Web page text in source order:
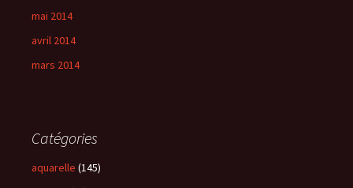
mai 2014
avril 2014
mars 2014
Catégories
aquarelle (145)